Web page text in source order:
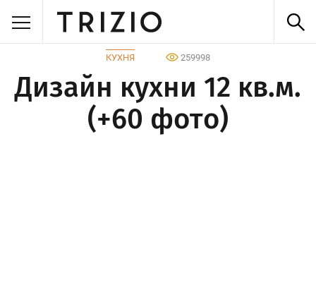
КУХНЯ 259998
Дизайн кухни 12 кв.м.
(+60 фото)